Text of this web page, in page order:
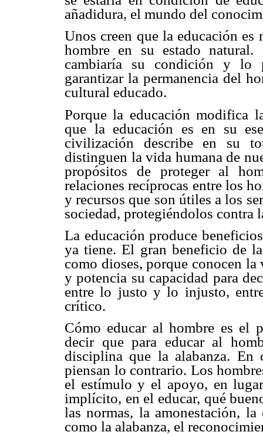
añadidura, el mundo del
Unos creen que la educación
hombre en su estado
cambiaría su condición y lo
garantizar la permanencia del
cultural educado.
Porque la educación modifica
que la educación es en su
civilización describe en su
distinguen la vida humana de
propósitos de proteger al
relaciones recíprocas entre los
y recursos que son útiles a los
sociedad, protegiéndolos contra
La educación produce
ya tiene. El gran beneficio de
como dioses, porque conocen
y potencia su capacidad para
entre lo justo y lo injusto,
crítico.
Cómo educar al hombre es el
decir que para educar al
disciplina que la alabanza. En
piensan lo contrario. Los
el estímulo y el apoyo, en
implícito, en el educar, qué
las normas, la amonestación,
como la alabanza, el